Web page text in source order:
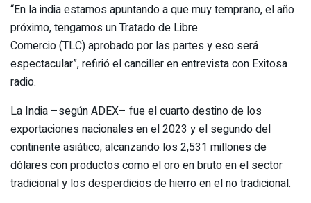
“En la india estamos apuntando a que muy temprano, el año
próximo, tengamos un Tratado de Libre
Comercio (TLC) aprobado por las partes y eso será
espectacular”, refirió el canciller en entrevista con Exitosa
radio.
La India –según ADEX– fue el cuarto destino de los
exportaciones nacionales en el 2023 y el segundo del
continente asiático, alcanzando los 2,531 millones de
dólares con productos como el oro en bruto en el sector
tradicional y los desperdicios de hierro en el no tradicional.